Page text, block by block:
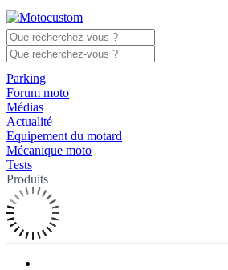
Parking
Forum moto
Médias
Actualité
Equipement du motard
Mécanique moto
Tests
Produits